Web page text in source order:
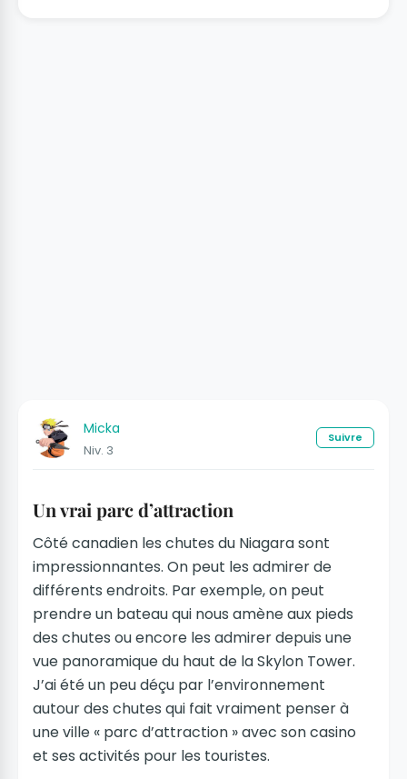
Micka
Niv. 3
Suivre
Un vrai parc d’attraction
Côté canadien les chutes du Niagara sont
impressionnantes. On peut les admirer de
différents endroits. Par exemple, on peut
prendre un bateau qui nous amène aux pieds
des chutes ou encore les admirer depuis une
vue panoramique du haut de la Skylon Tower.
J’ai été un peu déçu par l’environnement
autour des chutes qui fait vraiment penser à
une ville « parc d’attraction » avec son casino
et ses activités pour les touristes.